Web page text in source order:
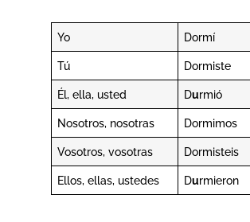
Yo Dormí
Tú Dormiste
Él, ella, usted Durmió
Nosotros, nosotras Dormimos
Vosotros, vosotras Dormisteis
Ellos, ellas, ustedes Durmieron